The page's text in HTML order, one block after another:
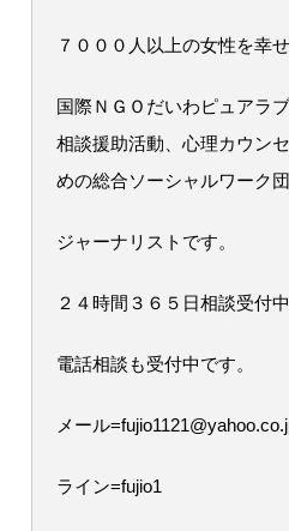
７０００人以上の女性を幸
国際ＮＧＯだいわピュアラ
相談援助活動、心理カウン
めの総合ソーシャルワーク団
ジャーナリストです。
２４時間３６５日相談受付中
電話相談も受付中です。
メール
ライン=fujio1